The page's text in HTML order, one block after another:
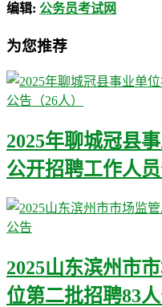
编辑: 公务员考试网
为您推荐
2025年聊城冠县
公开招聘工作人员
2025山东滨州市
位第二批招聘83